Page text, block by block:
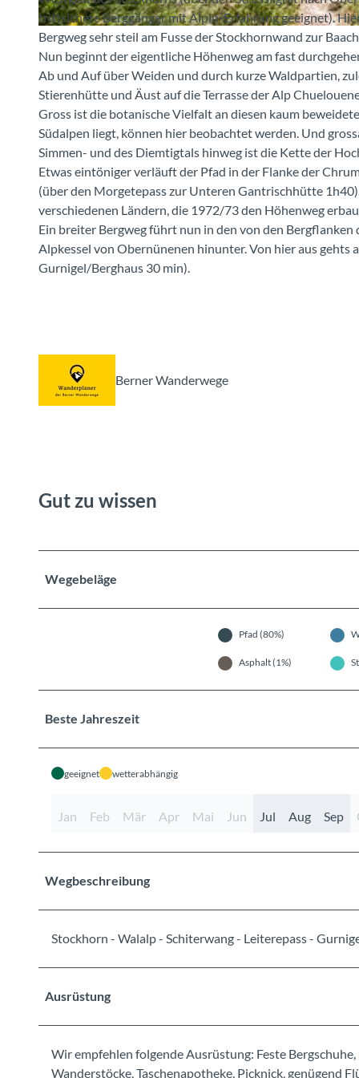
© Stockhornbahn AG
trittsichere Berggänger mit Alpin-Erfahrung geeignet).
Bergweg sehr steil am Fusse der Stockhornwand zur
Nun beginnt der eigentliche Höhenweg am fast
Ab und Auf über Weiden und durch kurze Waldpartien,
Stierenhütte und Äust auf die Terrasse der Alp
Gross ist die botanische Vielfalt an diesen kaum
Südalpen liegt, können hier beobachtet werden. Und
Simmen- und des Diemtigtals hinweg ist die Kette der
Etwas eintöniger verläuft der Pfad in der Flanke der
(über den Morgetepass zur Unteren Gantrischhütte
verschiedenen Ländern, die 1972/73 den Höhenweg
Ein breiter Bergweg führt nun in den von den
Alpkessel von Obernünenen hinunter. Von hier aus gehts
Gurnigel/Berghaus 30 min).
Berner Wanderwege
Gut zu wissen
Wegebeläge
Pfad (80%)
Asphalt (1%)
Beste Jahreszeit
geeignet wetterabhängig
Jan Feb Mär Apr Mai Jun Jul Aug Sep
Wegbeschreibung
Stockhorn - Walalp - Schiterwang - Leiterepass -
Ausrüstung
Wir empfehlen folgende Ausrüstung: Feste
Wanderstöcke, Taschenapotheke, Picknick, genügend